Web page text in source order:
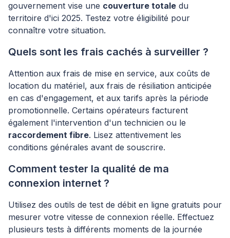
gouvernement vise une couverture totale du
territoire d'ici 2025. Testez votre éligibilité pour
connaître votre situation.
Quels sont les frais cachés à surveiller ?
Attention aux frais de mise en service, aux coûts de
location du matériel, aux frais de résiliation anticipée
en cas d'engagement, et aux tarifs après la période
promotionnelle. Certains opérateurs facturent
également l'intervention d'un technicien ou le
raccordement fibre. Lisez attentivement les
conditions générales avant de souscrire.
Comment tester la qualité de ma
connexion internet ?
Utilisez des outils de test de débit en ligne gratuits pour
mesurer votre vitesse de connexion réelle. Effectuez
plusieurs tests à différents moments de la journée